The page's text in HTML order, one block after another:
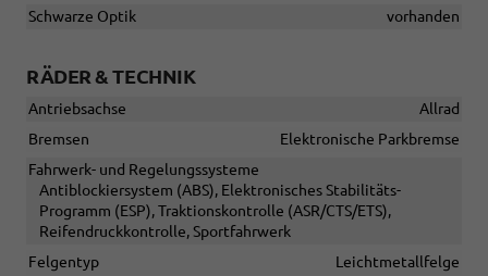
Schwarze Optik
vorhanden
RÄDER & TECHNIK
Antriebsachse
Allrad
Bremsen
Elektronische Parkbremse
Fahrwerk- und Regelungssysteme
Antiblockiersystem (ABS), Elektronisches Stabilitäts-
Programm (ESP), Traktionskontrolle (ASR/CTS/ETS),
Reifendruckkontrolle, Sportfahrwerk
Felgentyp
Leichtmetallfelge